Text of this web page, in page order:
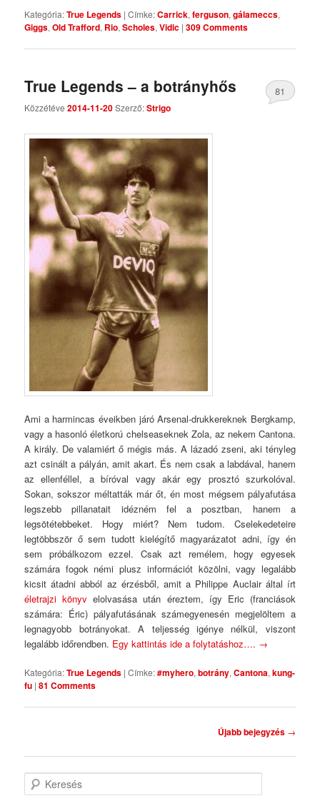
Kategória:True Legends |Címke:Carrick,ferguson,gálameccs,
Giggs,Old Trafford, Rio,Scholes,Vidic |309 Comments
True Legends – a botrányhős
Közzétéve2014-11-20Szerző:Strigo
81
Ami a harmincas éveikben járó Arsenal-drukkereknek Bergkamp,
vagy a hasonló életkorú chelseaseknek Zola, az nekem Cantona.
A király. De valamiért ő mégis más. A lázadó zseni, aki tényleg
azt csinált a pályán, amit akart. És nem csak a labdával, hanem
az ellenféllel, a bíróval vagy akár egy prosztó szurkolóval.
Sokan, sokszor méltatták már őt, én most mégsem pályafutása
legszebb pillanatait idézném fel a posztban, hanem a
legsötétebbeket. Hogy miért? Nem tudom. Cselekedeteire
legtöbbször ő sem tudott kielégítő magyarázatot adni, így én
sem próbálkozom ezzel. Csak azt remélem, hogy egyesek
számára fogok némi plusz információt közölni, vagy legalább
kicsit átadni abból az érzésből, amit a Philippe Auclair által írt
életrajzi könyv elolvasása után éreztem, így Eric (franciások
számára: Éric) pályafutásának számegyenesén megjelöltem a
legnagyobb botrányokat. A teljesség igénye nélkül, viszont
legalább időrendben. Egy kattintás ide a folytatáshoz…. →
Kategória:True Legends |Címke:#myhero,botrány,Cantona,kung-
fu |81 Comments
Újabb bejegyzés →
Keresés